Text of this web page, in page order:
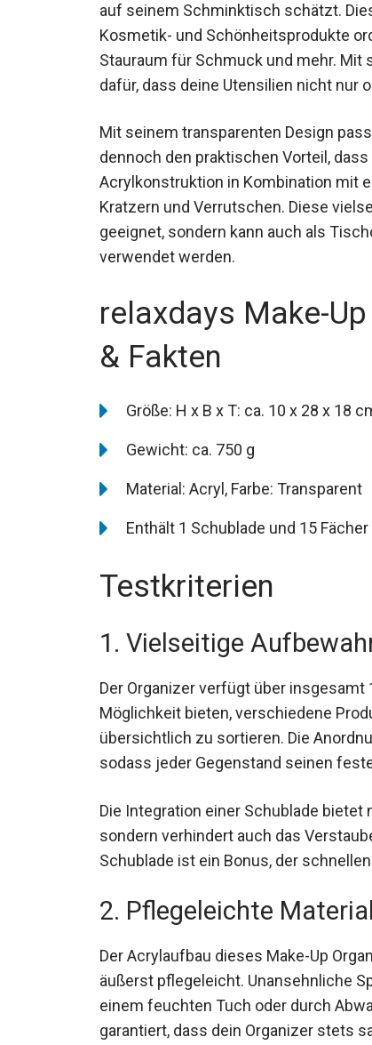
auf seinem Schminktisch schätzt.
Kosmetik- und Schönheitsprodukte
Stauraum für Schmuck und mehr.
dafür, dass deine Utensilien nicht nur
Mit seinem transparenten Design
dennoch den praktischen Vorteil,
Acrylkonstruktion in Kombination mit
Kratzern und Verrutschen. Diese
geeignet, sondern kann auch als
verwendet werden.
relaxdays Make-
& Fakten
Größe: H x B x T: ca. 10 x 28 x 18
Gewicht: ca. 750 g
Material: Acryl, Farbe: Transparent
Enthält 1 Schublade und 15 Fächer
Testkriterien
1. Vielseitige
Der Organizer verfügt über insgesamt
Möglichkeit bieten, verschiedene
übersichtlich zu sortieren. Die
sodass jeder Gegenstand seinen
Die Integration einer Schublade
sondern verhindert auch das
Schublade ist ein Bonus, der
2. Pflegeleichte
Der Acrylaufbau dieses Make-Up
äußerst pflegeleicht. Unansehnliche
einem feuchten Tuch oder durch
garantiert, dass dein Organizer stets